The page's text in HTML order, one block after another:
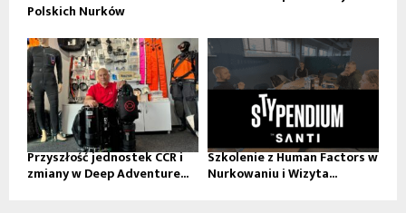
Polskich Nurków
Przyszłość jednostek CCR i
zmiany w Deep Adventure...
Szkolenie z Human Factors w
Nurkowaniu i Wizyta...